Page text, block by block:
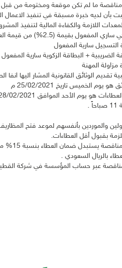
ما لم تكن موقعة ومختومة من قبل
بأن لديه خبرة مسبقة في تنفيذ الاعمال
اللازمة والكفاءة المالية لتنفيذ
من قيمة العطاء لمدة 90 يوماً من تاريخ فتح المظاريف.
سارية المفعول
+ البطاقة الزكوية سارية المفعول
المهنة
تقديم الوثائق القانونية المشار اليها
يوم الخميس تاريخ 25/02/2021 م
.